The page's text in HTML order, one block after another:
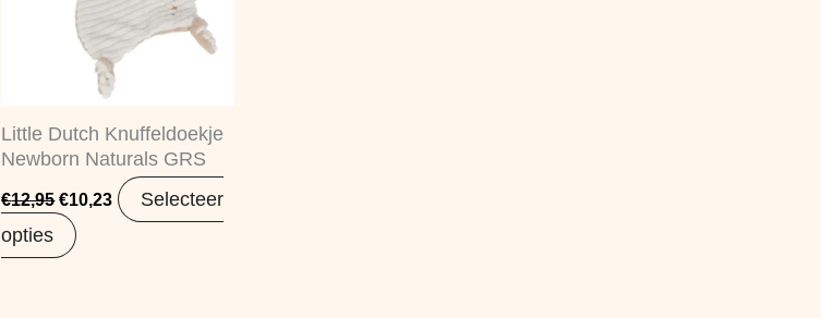
Little Dutch Knuffeldoekje
Newborn Naturals GRS
€12,95 €10,23
Selecteer
opties